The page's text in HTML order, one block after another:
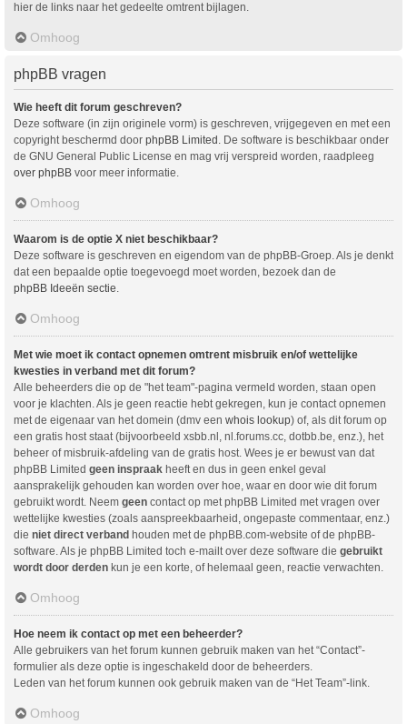
hier de links naar het gedeelte omtrent bijlagen.
Omhoog
phpBB vragen
Wie heeft dit forum geschreven?
Deze software (in zijn originele vorm) is geschreven, vrijgegeven en met een
copyright beschermd door phpBB Limited . De software is beschikbaar onder
de GNU General Public License en mag vrij verspreid worden, raadpleeg
over phpBB voor meer informatie.
Omhoog
Waarom is de optie X niet beschikbaar?
Deze software is geschreven en eigendom van de phpBB-Groep. Als je denkt
dat een bepaalde optie toegevoegd moet worden, bezoek dan de
phpBB Ideeën sectie.
Omhoog
Met wie moet ik contact opnemen omtrent misbruik en/of wettelijke
kwesties in verband met dit forum?
Alle beheerders die op de "het team"-pagina vermeld worden, staan open
voor je klachten. Als je geen reactie hebt gekregen, kun je contact opnemen
met de eigenaar van het domein (dmv een whois lookup) of, als dit forum op
een gratis host staat (bijvoorbeeld xsbb.nl, nl.forums.cc, dotbb.be, enz.), het
beheer of misbruik-afdeling van de gratis host. Wees je er bewust van dat
phpBB Limited geen inspraak heeft en dus in geen enkel geval
aansprakelijk gehouden kan worden over hoe, waar en door wie dit forum
gebruikt wordt. Neem geen contact op met phpBB Limited met vragen over
wettelijke kwesties (zoals aanspreekbaarheid, ongepaste commentaar, enz.)
die niet direct verband houden met de phpBB.com-website of de phpBB-
software. Als je phpBB Limited toch e-mailt over deze software die gebruikt
wordt door derden kun je een korte, of helemaal geen, reactie verwachten.
Omhoog
Hoe neem ik contact op met een beheerder?
Alle gebruikers van het forum kunnen gebruik maken van het “Contact”-
formulier als deze optie is ingeschakeld door de beheerders.
Leden van het forum kunnen ook gebruik maken van de “Het Team”-link.
Omhoog